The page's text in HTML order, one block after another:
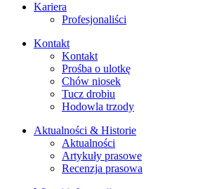
Kariera
Profesjonaliści
Kontakt
Kontakt
Prośba o ulotkę
Chów niosek
Tucz drobiu
Hodowla trzody
Aktualności & Historie
Aktualności
Artykuły prasowe
Recenzja prasowa